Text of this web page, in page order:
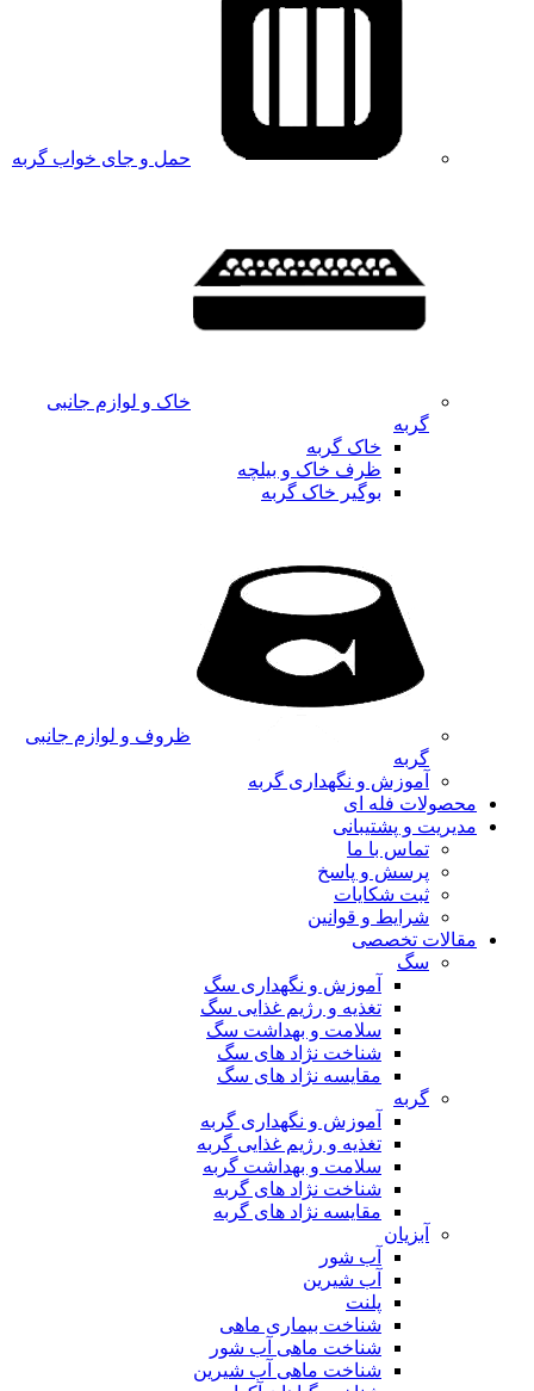
حمل و جای خواب گربه
خاک و لوازم جانبی
گربه
خاک گربه
ظرف خاک و بیلچه
بوگیر خاک گربه
ظروف و لوازم جانبی
گربه
آموزش و نگهداری گربه
محصولات فله ای
مدیریت و پشتیبانی
تماس با ما
پرسش و پاسخ
ثبت شکایات
شرایط و قوانین
مقالات تخصصی
سگ
آموزش و نگهداری سگ
تغذیه و رژیم غذایی سگ
سلامت و بهداشت سگ
شناخت نژاد های سگ
مقایسه نژاد های سگ
گربه
آموزش و نگهداری گربه
تغذیه و رژیم غذایی گربه
سلامت و بهداشت گربه
شناخت نژاد های گربه
مقایسه نژاد های گربه
آبزیان
آب شور
آب شیرین
پلنت
شناخت بیماری ماهی
شناخت ماهی آب شور
شناخت ماهی آب شیرین